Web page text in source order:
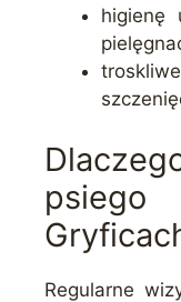
higienę
Regularne